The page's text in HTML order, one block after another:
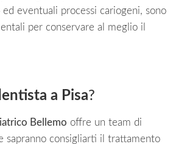
eventuali processi cariogeni, sono
per conservare al meglio il
a Pisa?
Bellemo offre un team di
sapranno consigliarti il trattamento